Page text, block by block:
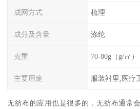
成网方式 梳理
成分及含量 涤纶
克重 70-80g（g/㎡）
主要用途 服装衬里,医疗
无纺布的应用也是很多的，无纺布通常